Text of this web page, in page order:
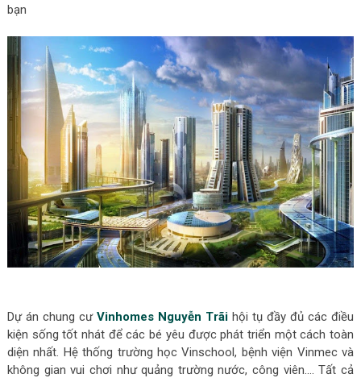
bạn
Dự án chung cư Vinhomes Nguyễn Trãi hội tụ đầy đủ các điều
kiện sống tốt nhát để các bé yêu được phát triển một cách toàn
diện nhất. Hệ thống trường học Vinschool, bệnh viện Vinmec và
không gian vui chơi như quảng trường nước, công viên…. Tất cả